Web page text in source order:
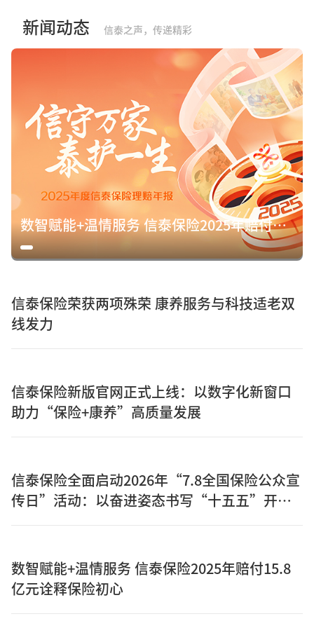
新闻动态 信泰之声，传递精彩
数智赋能+温情服务 信泰保险2025年赔付15.8亿元诠释保险初心
信泰保险荣获两项殊荣 康养服务与科技适老双
线发力
信泰保险新版官网正式上线：以数字化新窗口
助力“保险+康养”高质量发展
信泰保险全面启动2026年“7.8全国保险公众宣
传日”活动：以奋进姿态书写“十五五”开局
数智赋能+温情服务 信泰保险2025年赔付15.8
亿元诠释保险初心